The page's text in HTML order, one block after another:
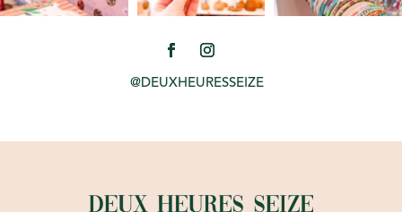
@DEUXHEURESSEIZE